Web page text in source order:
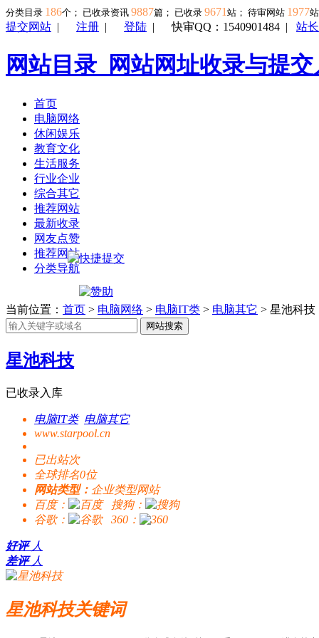
分类目录 186个； 已收录资讯 9887篇； 已收录 9671 站； 待审网站 1977
提交网站 | 注册 | 登陆 |快审QQ：1540901484 | 站
网站目录_网站网址收录与提
首页
电脑网络
休闲娱乐
教育文化
生活服务
行业企业
综合其它
推荐网站
最新收录
网友点赞
推荐网站
分类导航
当前位置： 首页 > 电脑网络 > 电脑IT类 > 电脑其它 > 星池科技
网站搜索
星池科技
已收录入库
电脑IT类 电脑其它
www.starpool.cn
已出站次
全球排名0位
网站类型： 企业类型网站
百度：
搜狗：
谷歌：
360：
好评 人
差评 人
星池科技关键词